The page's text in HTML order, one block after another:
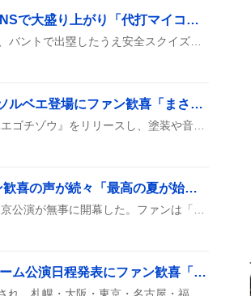
マイコラス代打登場でスクイズ成功、SNSで大盛り上がり「代打マイコラス爆誕」など笑いが止まらない
MLBの試合でマイコラスが代打として登場し、バントで出塁したうえ安全スクイズを決めたと複数のツイートが報告されている。延長11回でも起用された模様だ。ファンは「代打マイコラス爆誕」や「スクイズ成功してて草」などのコメントで賑わっている。他にも「マイコラス、巨人の経験活かしてて草」や「WSH代打マイコラスww」などが続出している。
「おしゃべりゴチゾウ」DXブリザードソルベエ登場にファン歓喜「まさかの進化」
バンダイが『DXおしゃべりブリザードソルベエゴチゾウ』をリリースし、塗装や音声が強化されたことが話題に。従来のDX版と違うデザインやメモリアル感がファンの関心を集めている。「ひと味違う」や「全然違う」などのコメントがSNSで広がり、期待の声が高まっている。
AmBitious 夏魂 2026 初日開幕、ファン歓喜の声が続々「最高の夏が始まる」
AmBitious 夏魂 2026がついに初日を迎え、東京公演が無事に開幕した。ファンは「最高の夏が始まる」「みんなで走り抜けよう」などと盛り上がり、メンバーへの応援メッセージが続々と投稿された。
Number_i LIVE TOUR No.III 日本5大ドーム公演日程発表にファン歓喜「日程きたー！」